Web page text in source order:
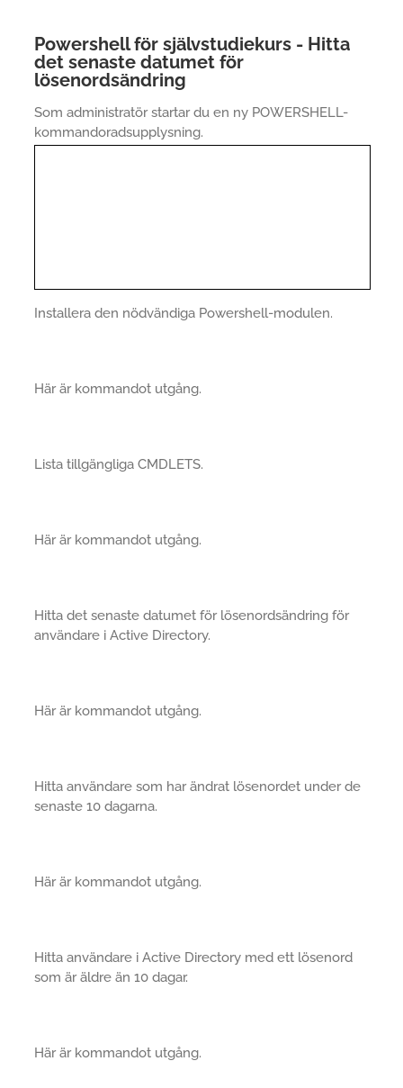
Powershell för självstudiekurs - Hitta
det senaste datumet för
lösenordsändring
Som administratör startar du en ny POWERSHELL-
kommandoradsupplysning.
Installera den nödvändiga Powershell-modulen.
Här är kommandot utgång.
Lista tillgängliga CMDLETS.
Här är kommandot utgång.
Hitta det senaste datumet för lösenordsändring för
användare i Active Directory.
Här är kommandot utgång.
Hitta användare som har ändrat lösenordet under de
senaste 10 dagarna.
Här är kommandot utgång.
Hitta användare i Active Directory med ett lösenord
som är äldre än 10 dagar.
Här är kommandot utgång.